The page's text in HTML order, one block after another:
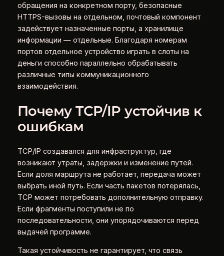
обращения на конкретном порту, безопасные
HTTPS-вызовы на отдельном, почтовый компонент
задействует назначенные порты, а хранилище
информации — отдельные. Благодаря номерам
портов отдельное устройство играть в слоты на
деньги способно параллельно обрабатывать
различные типы коммуникационного
взаимодействия.
Почему TCP/IP устойчив к
ошибкам
TCP/IP создавался для инфраструктур, где
возникают утраты, задержки и изменение путей.
Если доля маршрута не работает, передача может
выбрать иной путь. Если часть пакетов потерялась,
TCP может потребовать дополнительную отправку.
Если фрагменты поступили не по
последовательности, они упорядочиваются перед
выдачей программе.
Такая устойчивость не гарантирует, что связь